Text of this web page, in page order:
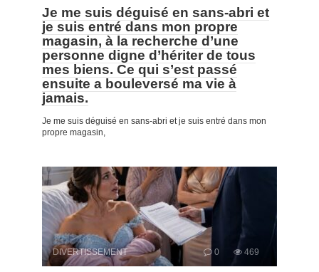
Je me suis déguisé en sans-abri et
je suis entré dans mon propre
magasin, à la recherche d’une
personne digne d’hériter de tous
mes biens. Ce qui s’est passé
ensuite a bouleversé ma vie à
jamais.
Je me suis déguisé en sans-abri et je suis entré dans mon
propre magasin,
DIVERTISSEMENT 0 469